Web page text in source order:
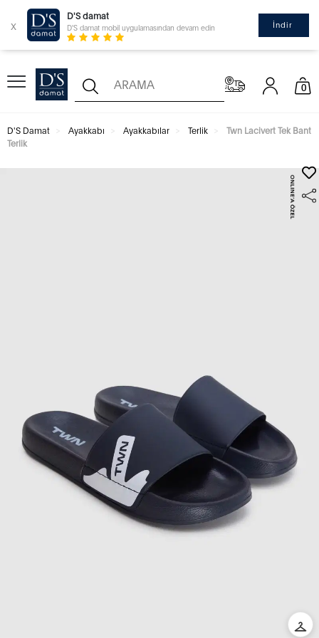
x
D'S damat
D'S damat mobil uygulamasından devam edin İndir
0
D'S Damat Ayakkabı Ayakkabılar Terlik
Twn Lacivert Tek Bant
Terlik